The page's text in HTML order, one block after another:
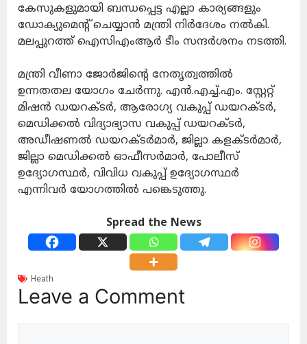
കേസുകളുമായി ബന്ധപ്പെട്ട എല്ലാ കാര്യങ്ങളും
ഡോക്യുമെന്റ് ചെയ്യാന്‍ മന്ത്രി നിര്‍ദേശം നല്‍കി.
മലപ്പുറത്ത് ഐസിഎംആര്‍ ടീം സന്ദര്‍ശനം നടത്തി.
മന്ത്രി വീണാ ജോര്‍ജിന്റെ നേതൃത്വത്തില്‍
ഉന്നതതല യോഗം ചേര്‍ന്നു. എന്‍.എച്ച്.എം. സ്റ്റേറ്റ്
മിഷന്‍ ഡയറക്ടര്‍, ആരോഗ്യ വകുപ്പ് ഡയറക്ടര്‍,
മെഡിക്കല്‍ വിദ്യാഭ്യാസ വകുപ്പ് ഡയറക്ടര്‍,
അഡീഷണല്‍ ഡയറക്ടര്‍മാര്‍, ജില്ലാ കളക്ടര്‍മാര്‍,
ജില്ലാ മെഡിക്കല്‍ ഓഫീസര്‍മാര്‍, പോലീസ്
ഉദ്യോഗസ്ഥര്‍, വിവിധ വകുപ്പ് ഉദ്യോഗസ്ഥര്‍
എന്നിവര്‍ യോഗത്തില്‍ പങ്കെടുത്തു.
Spread the News
Heath
Leave a Comment